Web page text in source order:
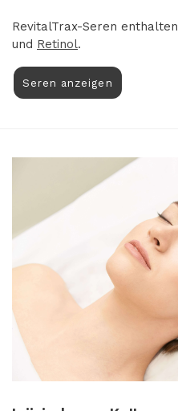
RevitalTrax-Seren enthalten
und Retinol.
Seren anzeigen